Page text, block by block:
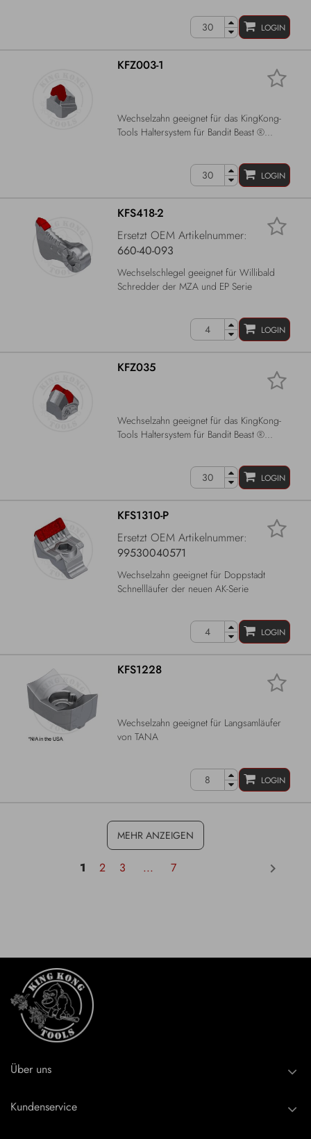
LOGIN
KFZ003-1
Wechselzahn geeignet für das KingKong-
Tools Haltersystem für Bandit Beast ®...
LOGIN
KFS418-2
Ersetzt OEM Artikelnummer:
660-40-093
Wechselschlegel geeignet für Willibald
Schredder der MZA und EP Serie
LOGIN
KFZ035
Wechselzahn geeignet für das KingKong-
Tools Haltersystem für Bandit Beast ®...
LOGIN
KFS1310-P
Ersetzt OEM Artikelnummer:
99530040571
Wechselzahn geeignet für Doppstadt
Schnellläufer der neuen AK-Serie
LOGIN
KFS1228
Wechselzahn geeignet für Langsamläufer
von TANA
LOGIN
MEHR ANZEIGEN
1 2 3 ... 7 keyboard_arrow_right
Über uns
Kundenservice